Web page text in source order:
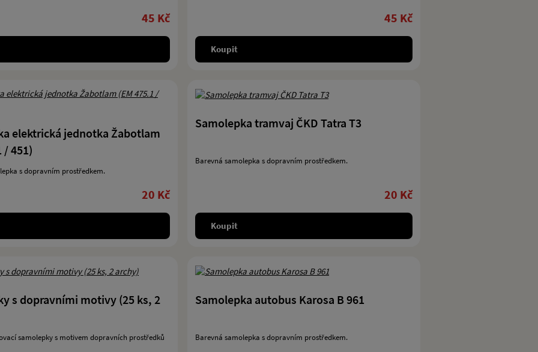
45 Kč 45 Kč
Koupit
elektrická jednotka Žabotlam
/ 451)
s dopravním prostředkem.
20 Kč
Samolepka tramvaj ČKD Tatra T3
Barevná samolepka s dopravním prostředkem.
20 Kč
Koupit
s dopravními motivy (25 ks, 2
samolepky s motivem dopravních prostředků
Samolepka autobus Karosa B 961
Barevná samolepka s dopravním prostředkem.